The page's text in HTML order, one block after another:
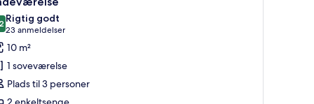
ud af 10
Rigtig godt
23 anmeldelser
(23
anmeldelser)
10 m²
1 soveværelse
Plads til 3 personer